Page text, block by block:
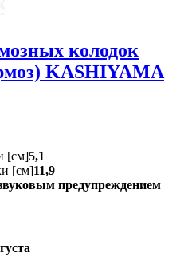
колодок
KASHIYAMA
[см]5,1
[см]11,9
предупреждением